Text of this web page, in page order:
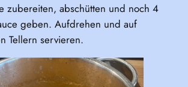
zubereiten, abschütten und noch 4
geben. Aufdrehen und auf
Tellern servieren.